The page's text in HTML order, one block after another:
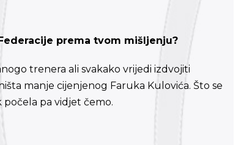
prema tvom mišljenju?
trenera ali svakako vrijedi izdvojiti
manje cijenjenog Faruka Kulovića. Što se
počela pa vidjet čemo.